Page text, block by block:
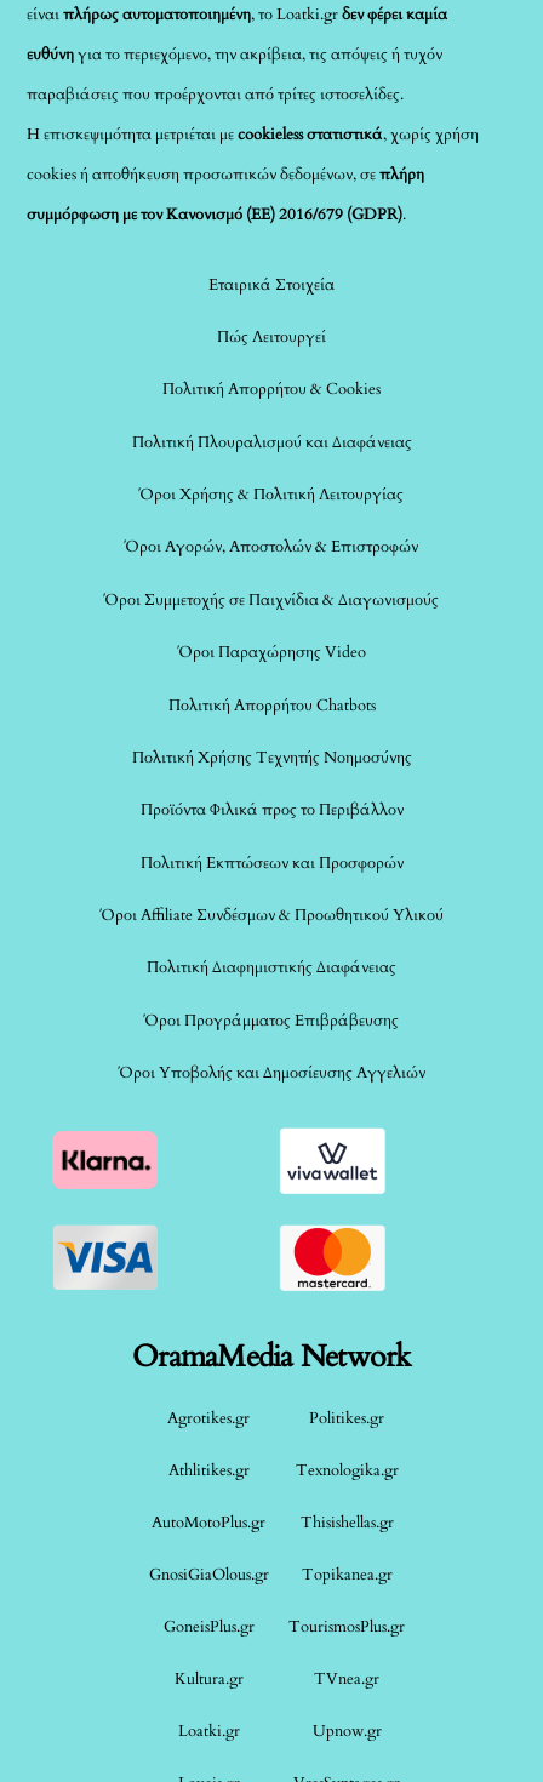
είναιπλήρως αυτοματοποιημένη, το Loatki.grδεν φέρει καμία
ευθύνηγια το περιεχόμενο, την ακρίβεια, τις απόψεις ή τυχόν
παραβιάσεις που προέρχονται από τρίτες ιστοσελίδες.
Η επισκεψιμότητα μετριέται μεcookieless στατιστικά, χωρίς χρήση
cookies ή αποθήκευση προσωπικών δεδομένων, σεπλήρη
συμμόρφωση με τον Κανονισμό (ΕΕ) 2016/679 (GDPR).
Εταιρικά Στοιχεία
Πώς Λειτουργεί
Πολιτική Απορρήτου & Cookies
Πολιτική Πλουραλισμού και Διαφάνειας
Όροι Χρήσης & Πολιτική Λειτουργίας
Όροι Αγορών, Αποστολών & Επιστροφών
Όροι Συμμετοχής σε Παιχνίδια & Διαγωνισμούς
Όροι Παραχώρησης Video
Πολιτική Απορρήτου Chatbots
Πολιτική Χρήσης Τεχνητής Νοημοσύνης
Προϊόντα Φιλικά προς το Περιβάλλον
Πολιτική Εκπτώσεων και Προσφορών
Όροι Affiliate Συνδέσμων & Προωθητικού Υλικού
Πολιτική Διαφημιστικής Διαφάνειας
Όροι Προγράμματος Επιβράβευσης
Όροι Υποβολής και Δημοσίευσης Αγγελιών
OramaMedia Network
Agrotikes.gr Politikes.gr
Athlitikes.gr Texnologika.gr
AutoMotoPlus.gr Thisishellas.gr
GnosiGiaOlous.gr Topikanea.gr
GoneisPlus.gr TourismosPlus.gr
Kultura.gr TVnea.gr
Loatki.gr Upnow.gr